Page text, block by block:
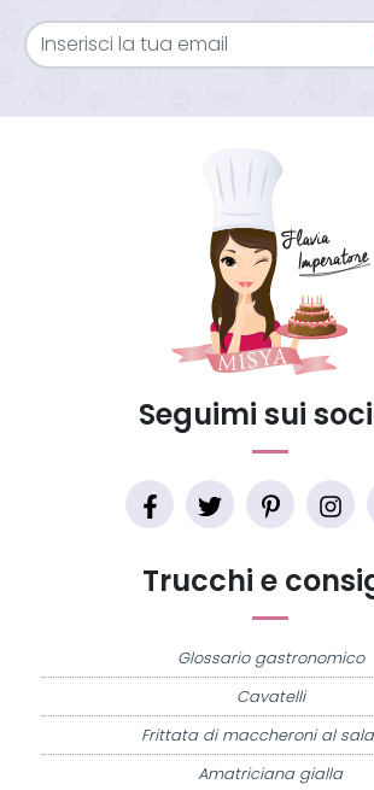
Trucchi e
Glossario gastronomico
Cavatelli
Frittata di maccheroni al
Amatriciana gialla
Seguimi sui